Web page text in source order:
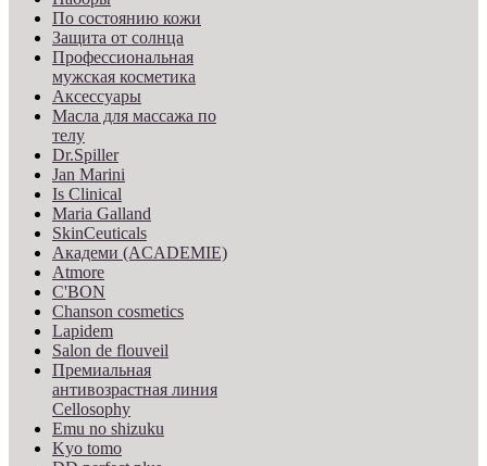
По состоянию кожи
Защита от солнца
Профессиональная
мужская косметика
Аксессуары
Масла для массажа по
телу
Dr.Spiller
Jan Marini
Is Clinical
Maria Galland
SkinCeuticals
Академи (ACADEMIE)
Atmore
C'BON
Chanson cosmetics
Lapidem
Salon de flouveil
Премиальная
антивозрастная линия
Cellosophy
Emu no shizuku
Kyo tomo